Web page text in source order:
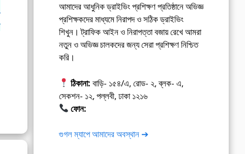
আমাদের আধুনিক ড্রাইভিং প্রশিক্ষণ প্রতিষ্ঠানে অভিজ্ঞ
প্রশিক্ষকদের মাধ্যমে নিরাপদ ও সঠিক ড্রাইভিং
শিখুন। ট্রাফিক আইন ও নিরাপত্তা বজায় রেখে আমরা
নতুন ও অভিজ্ঞ চালকদের জন্য সেরা প্রশিক্ষণ নিশ্চিত
করি।
ঠিকানা: বাড়ি- ১৫৪/এ, রোড- ২, ব্লক- এ,
সেকশন- ১২, পল্লবী, ঢাকা ১২১৬
ফোন:
গুগল ম্যাপে আমাদের অবস্থান ➔